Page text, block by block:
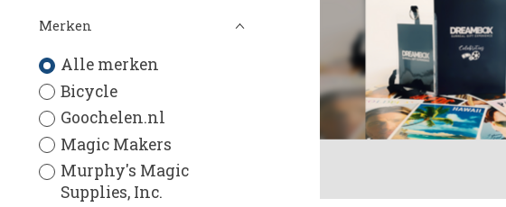
Merken
Alle merken
Bicycle
Goochelen.nl
Magic Makers
Murphy's Magic
Supplies, Inc.